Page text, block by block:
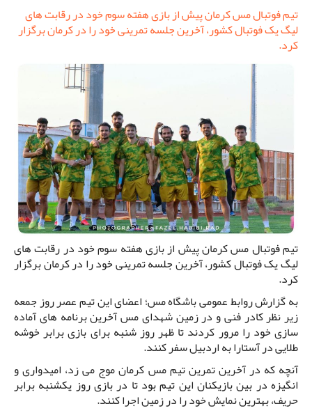
تیم فوتبال مس کرمان پیش از بازی هفته سوم خود در رقابت های
لیگ یک فوتبال کشور، آخرین جلسه تمرینی خود را در کرمان برگزار
کرد.
تیم فوتبال مس کرمان پیش از بازی هفته سوم خود در رقابت های
لیگ یک فوتبال کشور، آخرین جلسه تمرینی خود را در کرمان برگزار
کرد.
به گزارش روابط عمومی باشگاه مس؛ اعضای این تیم عصر روز جمعه
زیر نظر کادر فنی و در زمین شهدای مس آخرین برنامه های آماده
سازی خود را مرور کردند تا ظهر روز شنبه برای بازی برابر خوشه
طلایی در آستارا به اردبیل سفر کنند.
آنچه که در آخرین تمرین تیم مس کرمان موج می زد، امیدواری و
انگیزه در بین بازیکنان این تیم بود تا در بازی روز یکشنبه برابر
حریف، بهترین نمایش خود را در زمین اجرا کنند.